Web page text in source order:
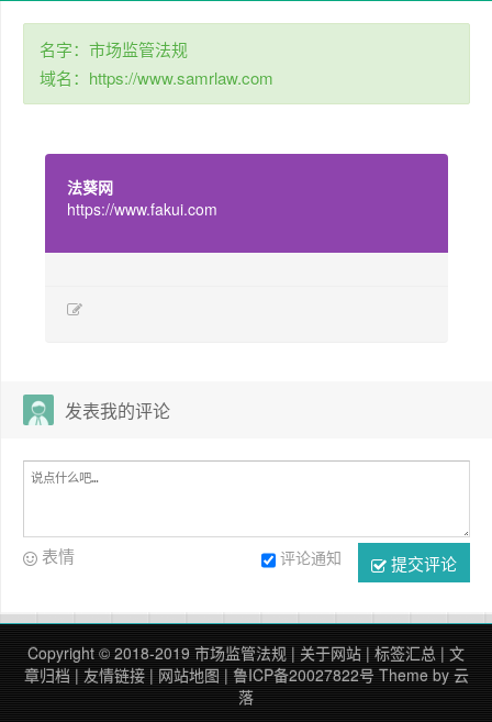
名字：市场监管法规
域名：https://www.samrlaw.com
法葵网
https://www.fakui.com
发表我的评论
提交评论
评论通知
表情
Copyright © 2018-2019 市场监管法规 | 关于网站 | 标签汇总 | 文
章归档 | 友情链接| 网站地图 | 鲁ICP备20027822号 Theme by 云
落